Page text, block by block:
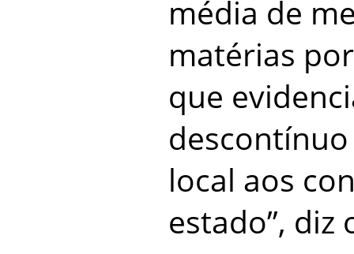
média de
matérias
que
local aos
estado”, diz